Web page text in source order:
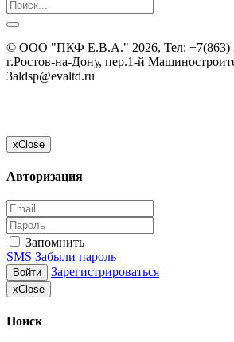
© ООО "ПКФ Е.В.А." 2026, Тел: +7(863)
г.Ростов-на-Дону, пер.1-й
3аldsp@evaltd.ru
xClose
Авторизация
Запомнить
SMS Забыли пароль
Войти Зарегистрироваться
xClose
Поиск